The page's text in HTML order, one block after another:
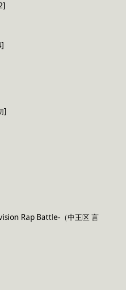
]
Rap Battle-（中王区 言